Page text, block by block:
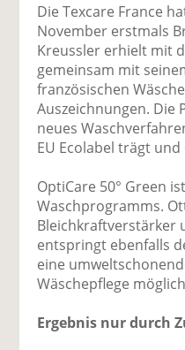
Die Texcare France
November erstmals
Kreussler erhielt mit
gemeinsam mit
französischen
Auszeichnungen. Die
neues
EU Ecolabel trägt
OptiCare 50° Green
Waschprogramms.
Bleichkraftverstärker
entspringt ebenfalls
eine
Wäschepflege
Ergebnis nur durch